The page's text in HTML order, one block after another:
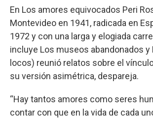
En Los amores equivocados Peri
Montevideo en 1941, radicada en
1972 y con una larga y elogiada
incluye Los museos abandonados y
locos) reunió relatos sobre el
su versión asimétrica, despareja.
“Hay tantos amores como seres
contar con que en la vida de cada